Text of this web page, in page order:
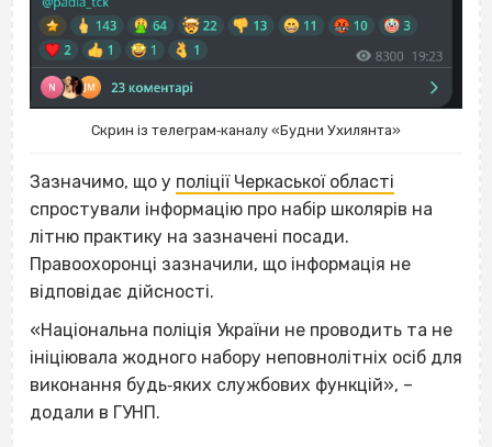
Скрин із телеграм‐каналу «Будни Ухилянта»
Зазначимо, що у поліції Черкаської області
спростували інформацію про набір школярів на
літню практику на зазначені посади.
Правоохоронці зазначили, що інформація не
відповідає дійсності.
«Національна поліція України не проводить та не
ініціювала жодного набору неповнолітніх осіб для
виконання будь‐яких службових функцій», –
додали в ГУНП.